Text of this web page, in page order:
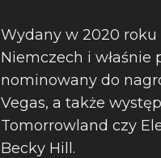
Wydany w 2020 roku
Niemczech i właśnie
nominowany do
Vegas, a także
Tomorrowland czy
Becky Hill.